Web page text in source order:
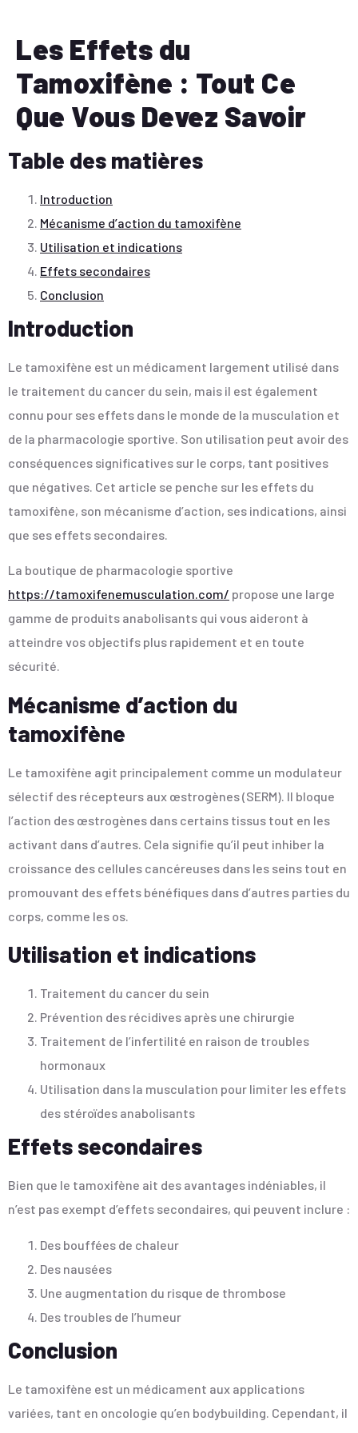
Les Effets du
Tamoxifène : Tout Ce
Que Vous Devez Savoir
Table des matières
Introduction
Mécanisme d’action du tamoxifène
Utilisation et indications
Effets secondaires
Conclusion
Introduction
Le tamoxifène est un médicament largement utilisé dans
le traitement du cancer du sein, mais il est également
connu pour ses effets dans le monde de la musculation et
de la pharmacologie sportive. Son utilisation peut avoir des
conséquences significatives sur le corps, tant positives
que négatives. Cet article se penche sur les effets du
tamoxifène, son mécanisme d’action, ses indications, ainsi
que ses effets secondaires.
La boutique de pharmacologie sportive
https://tamoxifenemusculation.com/ propose une large
gamme de produits anabolisants qui vous aideront à
atteindre vos objectifs plus rapidement et en toute
sécurité.
Mécanisme d’action du
tamoxifène
Le tamoxifène agit principalement comme un modulateur
sélectif des récepteurs aux œstrogènes (SERM). Il bloque
l’action des œstrogènes dans certains tissus tout en les
activant dans d’autres. Cela signifie qu’il peut inhiber la
croissance des cellules cancéreuses dans les seins tout en
promouvant des effets bénéfiques dans d’autres parties du
corps, comme les os.
Utilisation et indications
Traitement du cancer du sein
Prévention des récidives après une chirurgie
Traitement de l’infertilité en raison de troubles
hormonaux
Utilisation dans la musculation pour limiter les effets
des stéroïdes anabolisants
Effets secondaires
Bien que le tamoxifène ait des avantages indéniables, il
n’est pas exempt d’effets secondaires, qui peuvent inclure :
Des bouffées de chaleur
Des nausées
Une augmentation du risque de thrombose
Des troubles de l’humeur
Conclusion
Le tamoxifène est un médicament aux applications
variées, tant en oncologie qu’en bodybuilding. Cependant, il